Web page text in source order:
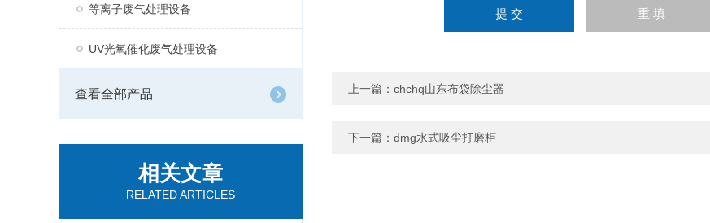
等离子废气处理设备
UV光氧催化废气处理设备
查看全部产品
相关文章
RELATED ARTICLES
上一篇： chchq山东布袋除尘器
下一篇： dmg水式吸尘打磨柜